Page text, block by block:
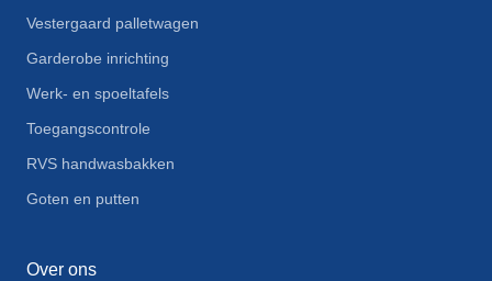
Vestergaard palletwagen
Garderobe inrichting
Werk- en spoeltafels
Toegangscontrole
RVS handwasbakken
Goten en putten
Over ons